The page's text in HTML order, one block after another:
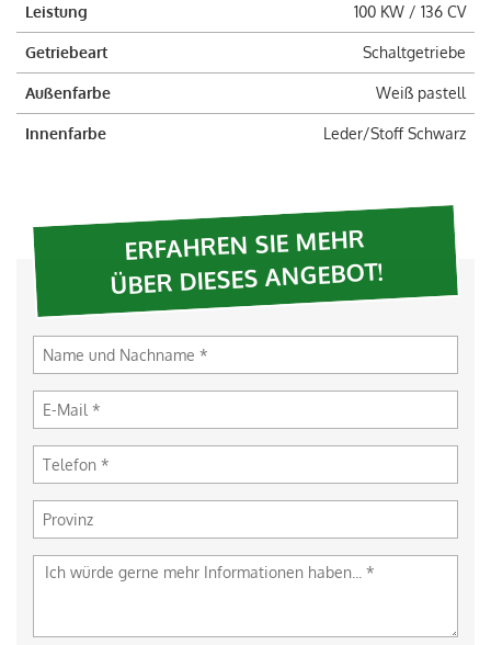
Leistung 100 KW / 136 CV
Getriebeart Schaltgetriebe
Außenfarbe Weiß pastell
Innenfarbe Leder/Stoff Schwarz
ERFAHREN SIE MEHR
ÜBER DIESES ANGEBOT!